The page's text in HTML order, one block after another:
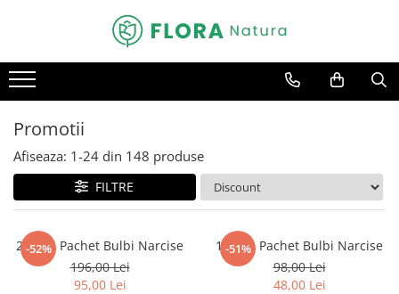
Mar
Nuc
Par
Prun
Smochin
Visin
Promotii
Afiseaza: 1-24 din 148 produse
FILTRE
-52%
20buc. Pachet Bulbi Narcise
196,00 Lei
95,00 Lei
-51%
10buc. Pachet Bulbi Narcise
98,00 Lei
48,00 Lei